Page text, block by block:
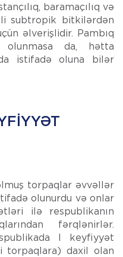
baramaçılıq və
subtropik bitkilərdən
əlverişlidir. Pambıq
da, hətta
da istifadə oluna bilər
torpaqlar əvvəllər
olunurdu və onlar
ilə respublikanın
fərqlənirlər.
I keyfiyyət
torpaqlara) daxil olan